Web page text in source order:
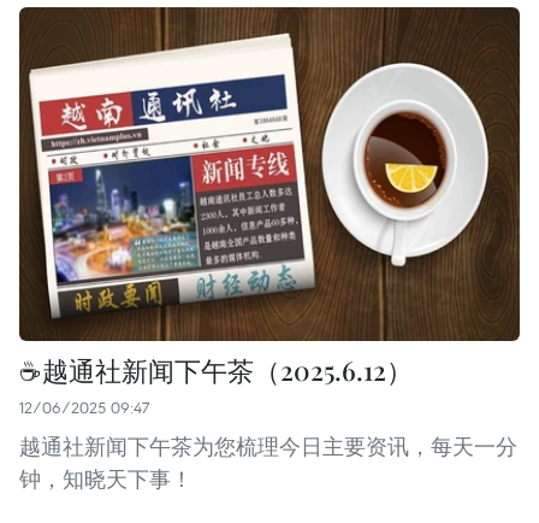
☕️越通社新闻下午茶（2025.6.12）
12/06/2025 09:47
越通社新闻下午茶为您梳理今日主要资讯，每天一分
钟，知晓天下事！